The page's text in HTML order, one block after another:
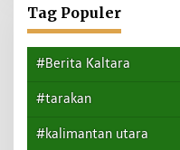
Tag Populer
#Berita Kaltara
#tarakan
#kalimantan utara